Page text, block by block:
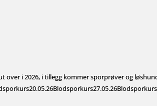
over i 2026, i tillegg kommer sporprøver og